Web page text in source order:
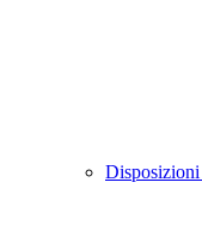
Disposizioni